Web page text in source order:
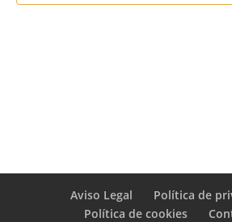
Aviso Legal
Política de
Política de cookies